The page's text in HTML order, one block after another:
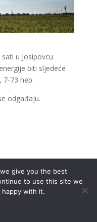
u Josipovcu
biti sljedeće
7-73 nep.
odgađaju.
give you the best
to use this site we
happy with it.